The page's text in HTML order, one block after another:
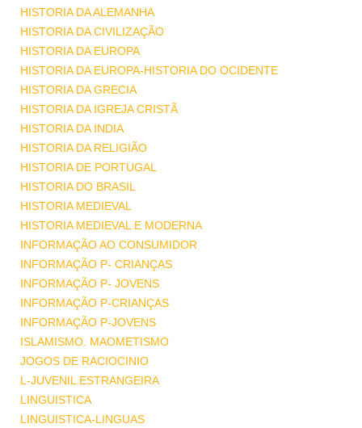
HISTORIA DA ALEMANHA
HISTORIA DA CIVILIZAÇÃO
HISTORIA DA EUROPA
HISTORIA DA EUROPA-HISTORIA DO OCIDENTE
HISTORIA DA GRECIA
HISTORIA DA IGREJA CRISTÃ
HISTORIA DA INDIA
HISTORIA DA RELIGIÃO
HISTORIA DE PORTUGAL
HISTORIA DO BRASIL
HISTORIA MEDIEVAL
HISTORIA MEDIEVAL E MODERNA
INFORMAÇÃO AO CONSUMIDOR
INFORMAÇÃO P- CRIANÇAS
INFORMAÇÃO P- JOVENS
INFORMAÇÃO P-CRIANÇAS
INFORMAÇÃO P-JOVENS
ISLAMISMO. MAOMETISMO
JOGOS DE RACIOCINIO
L-JUVENIL ESTRANGEIRA
LINGUISTICA
LINGUISTICA-LINGUAS